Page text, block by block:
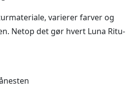
varierer farver og
Netop det gør hvert Luna Ritu-